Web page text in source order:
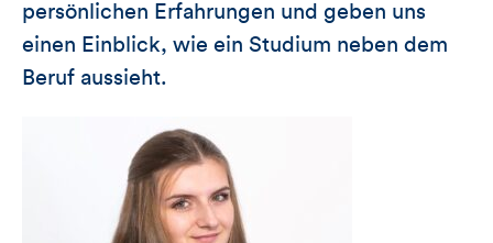
persönlichen Erfahrungen und geben uns
einen Einblick, wie ein Studium neben dem
Beruf aussieht.